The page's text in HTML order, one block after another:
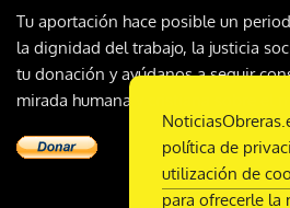
Tu aportación hace posible un
la dignidad del trabajo, la justicia
tu donación y ayúdanos a seguir
mirada humana y cristiana sobre el
política de
utilización de
para ofrecerle la